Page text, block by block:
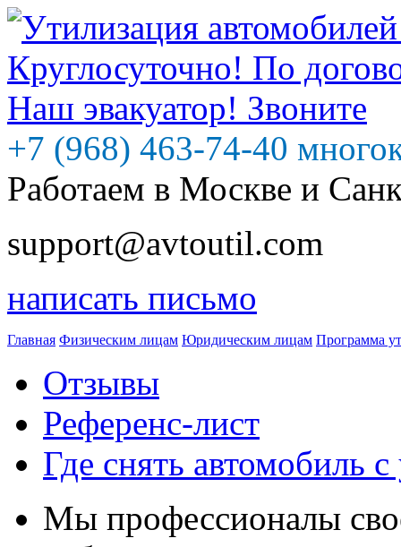
+7 (968) 463-74-40
Работаем в Москве и
support@avtoutil.com
написать письмо
Главная Физическим лицам Юридическим лицам Программа
Отзывы
Референс-лист
Где снять автомобиль с
Мы профессионалы